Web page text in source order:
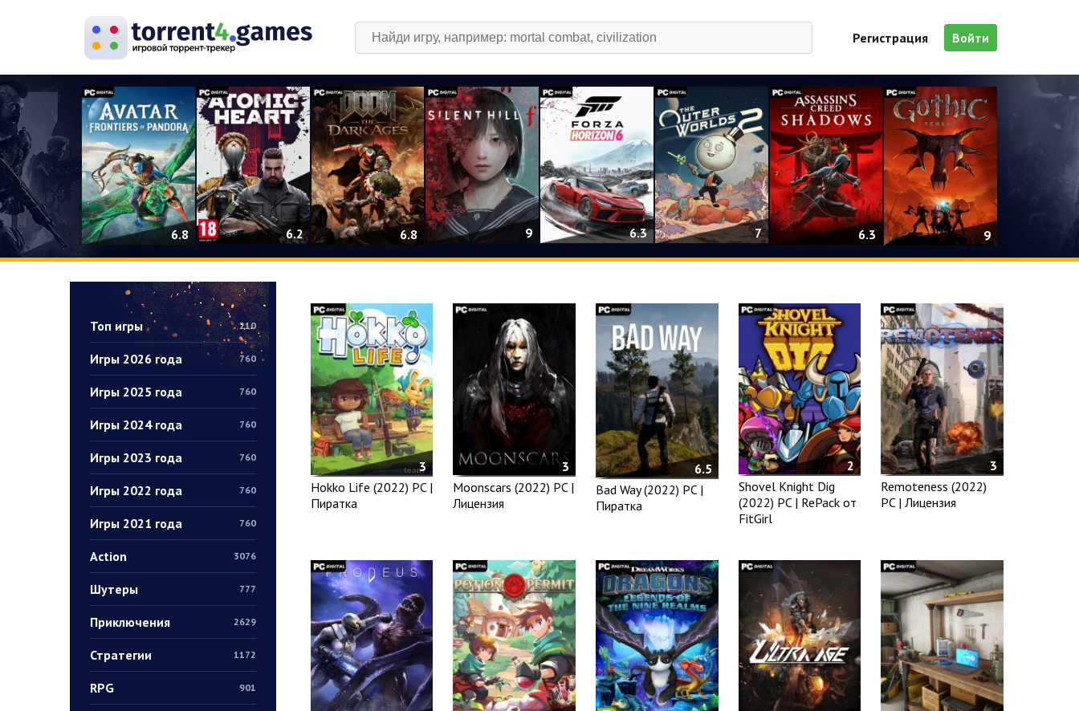
Регистрация Войти
6.8 6.2 6.8 9 6.3 7 6.3 9
Топ игры 210
Игры 2026 года 760
Игры 2025 года 760
Игры 2024 года 760
Игры 2023 года 760
Игры 2022 года 760
Игры 2021 года 760
Action 3076
Шутеры 777
Приключения 2629
Стратегии 1172
RPG 901
3
Hokko Life (2022) PC |
Пиратка
3
Moonscars (2022) PC |
Лицензия
6.5
Bad Way (2022) PC |
Пиратка
2
Shovel Knight Dig
(2022) PC | RePack от
FitGirl
3
Remoteness (2022)
PC | Лицензия